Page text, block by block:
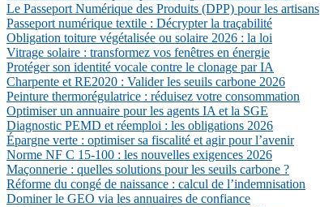
Le Passeport Numérique des Produits (DPP) pour les artisans
Passeport numérique textile : Décrypter la traçabilité
Obligation toiture végétalisée ou solaire 2026 : la loi
Vitrage solaire : transformez vos fenêtres en énergie
Protéger son identité vocale contre le clonage par IA
Charpente et RE2020 : Valider les seuils carbone 2026
Peinture thermorégulatrice : réduisez votre consommation
Optimiser un annuaire pour les agents IA et la SGE
Diagnostic PEMD et réemploi : les obligations 2026
Épargne verte : optimiser sa fiscalité et agir pour l’avenir
Norme NF C 15-100 : les nouvelles exigences 2026
Maçonnerie : quelles solutions pour les seuils carbone ?
Réforme du congé de naissance : calcul de l’indemnisation
Dominer le GEO via les annuaires de confiance